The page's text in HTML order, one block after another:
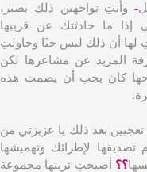
- وأنتِ تواجهين ذلك بصبر،
إذا ما حادثتك عن قريبها
لها أن ذلك ليس حبًا وحاولتِ
المزيد عن مشاعرها لكن
كان يجب أن يصمت هذه
بعد ذلك يا عزيزتي من
تصديقها لإطرائك وتهميشها
؟؟ أصبحتِ ترينها مجموعة